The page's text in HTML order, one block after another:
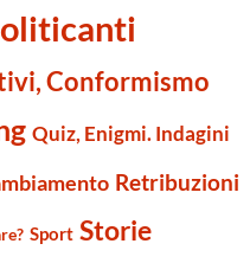
Conformismo
Quiz, Enigmi. Indagini
Retribuzioni
Sport Storie